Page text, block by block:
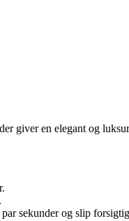
giver en elegant og
sekunder og slip